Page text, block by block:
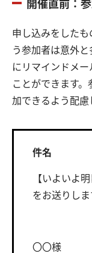
開催直前：
申し込みをした
う参加者は意外
にリマインドメ
ことができます
加できるよう配慮
件名
【いよいよ
をお送りしま
〇〇様